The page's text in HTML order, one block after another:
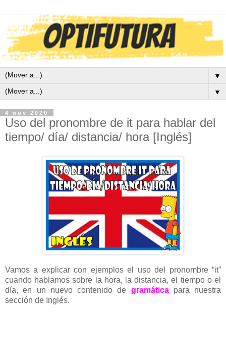
▼
▼
4 nov 2020
Uso del pronombre de it para hablar del
tiempo/ día/ distancia/ hora [Inglés]
Vamos a explicar con ejemplos el uso del pronombre “it”
cuando hablamos sobre la hora, la distancia, el tiempo o el
día, en un nuevo contenido de gramática
para nuestra
sección de Inglés.